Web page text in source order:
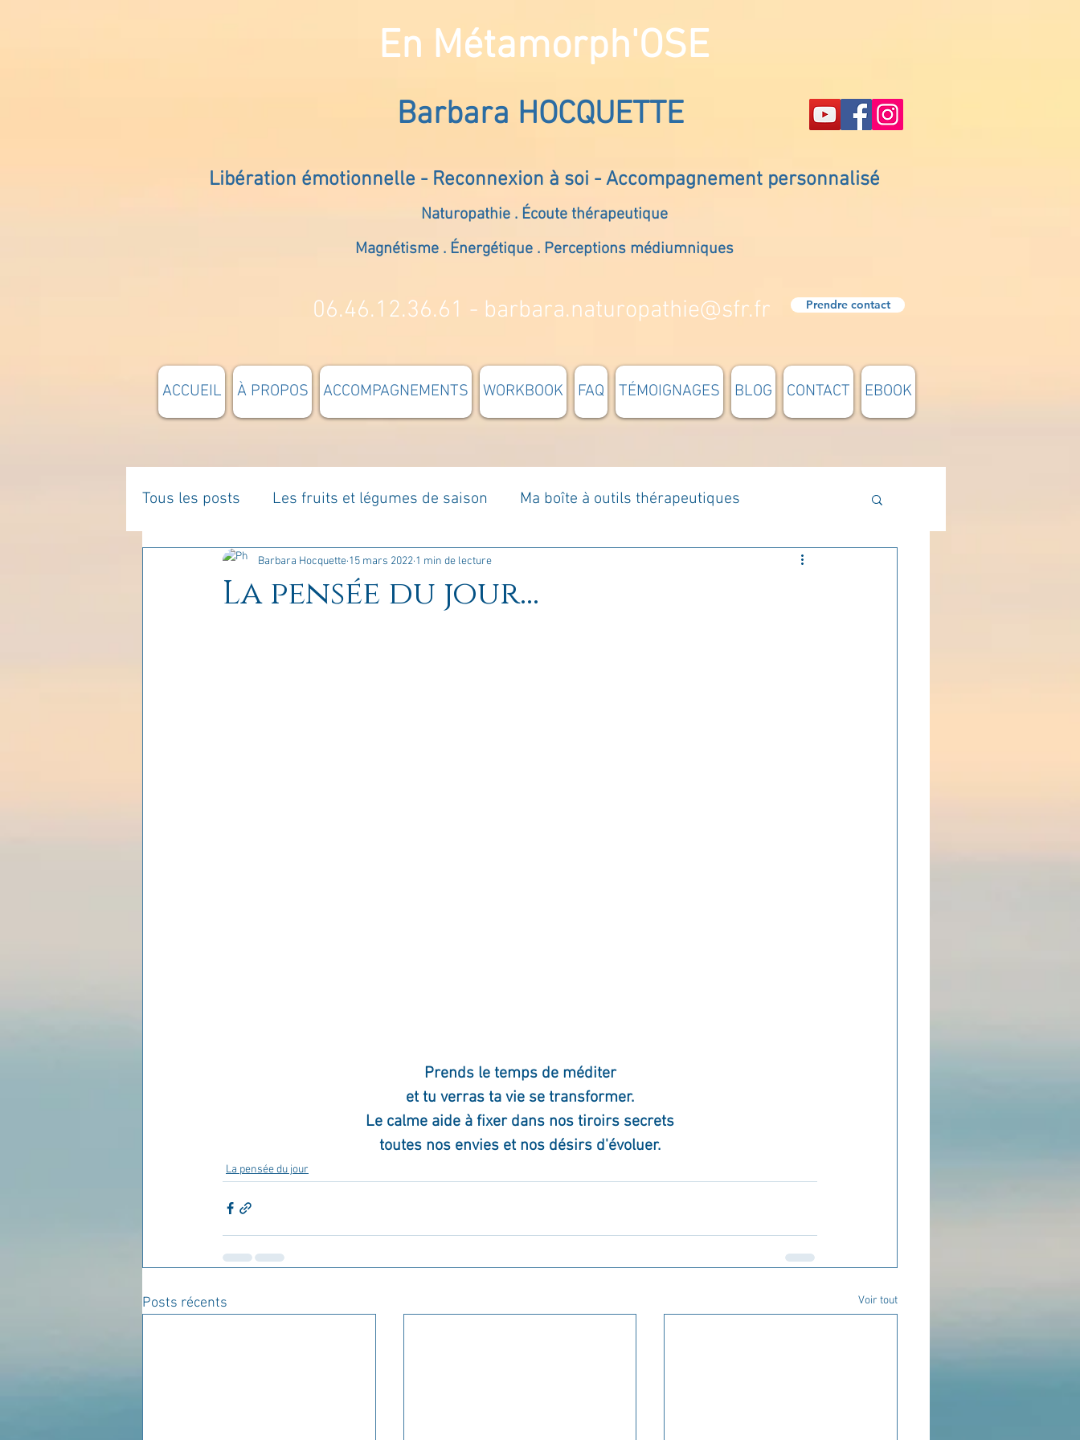
En Métamorph'OSE
Barbara HOCQUETTE
Libération émotionnelle - Reconnexion à soi - Accompagnement personnalisé
Naturopathie . Écoute thérapeutique
Magnétisme . Énergétique . Perceptions médiumniques
06.46.12.36.61 - barbara.naturopathie@sfr.fr Prendre contact
ACCUEIL À PROPOS ACCOMPAGNEMENTS WORKBOOK FAQ TÉMOIGNAGES BLOG CONTACT EBOOK
Tous les posts Les fruits et légumes de saison Ma boîte à outils thérapeutiques
La parentalité De vous à moi... Rome : voyage Méthodologie
La pensée du jour...
Barbara Hocquette 15 mars 2022 1 min de lecture
Prends le temps de méditer
et tu verras ta vie se transformer.
Le calme aide à fixer dans nos tiroirs secrets
toutes nos envies et nos désirs d'évoluer.
La pensée du jour
Posts récents Voir tout